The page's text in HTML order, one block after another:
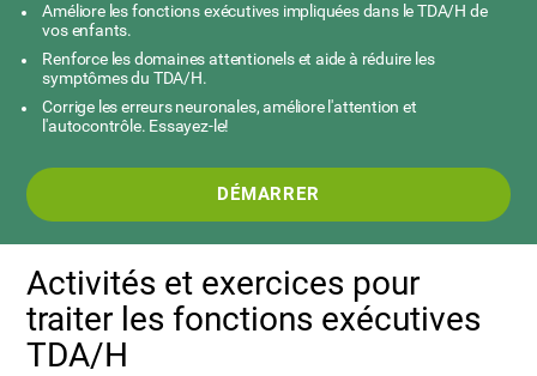
Améliore les fonctions exécutives impliquées dans le TDA/H de
vos enfants.
Renforce les domaines attentionels et aide à réduire les
symptômes du TDA/H.
Corrige les erreurs neuronales, améliore l'attention et
l'autocontrôle. Essayez-le!
DÉMARRER
Activités et exercices pour
traiter les fonctions exécutives
TDA/H